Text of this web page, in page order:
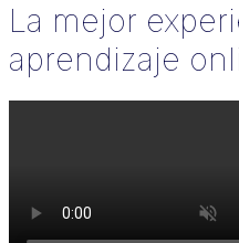
La mejor
aprendizaje